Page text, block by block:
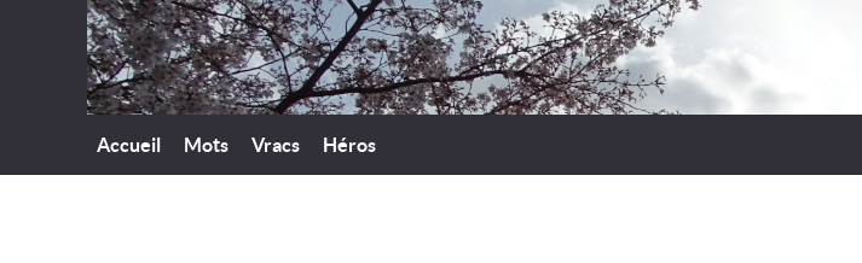
Accueil Mots Vracs Héros